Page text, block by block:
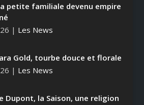
petite familiale devenu empire
| Les News
Gold, tourbe douce et florale
| Les News
Dupont, la Saison, une religion